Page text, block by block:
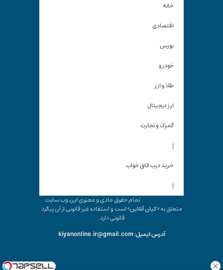
خانه
اقتصادی
بورس
خودرو
طلا و ارز
ارز دیجیتال
گمرک و تجارت
|
خرید درب اتاق خواب
|
تمام حقوق مادی و معنوی این وب سایت
متعلق به «کیان آنلاین» است و استفاده غیر قانونی از آن پیگرد
قانونی دارد.
آدرس ایمیل: kiyanonline.ir@gmail.com